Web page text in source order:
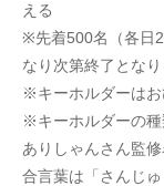
える
※先着500名（各日
なり次第終了とな
※キーホルダーは
※キーホルダーの
ありしゃんさん監
合言葉は「さんじゅ